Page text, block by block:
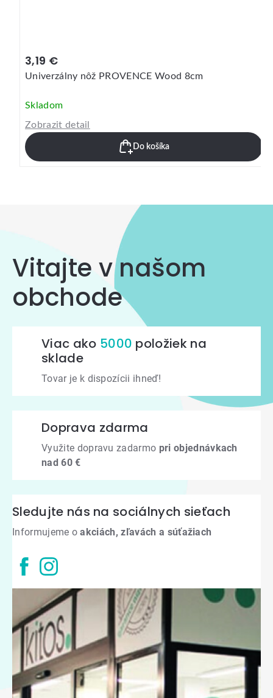
3,19 €
Univerzálny nôž PROVENCE Wood 8cm
Skladom
Zobrazit detail
Do košíka
Vitajte v našom
obchode
Viac ako 5000 položiek na
sklade
Tovar je k dispozícii ihneď!
Doprava zdarma
Využite dopravu zadarmo pri objednávkach
nad 60 €
Sledujte nás na sociálnych sieťach
Informujeme oakciách, zľavách a súťažiach